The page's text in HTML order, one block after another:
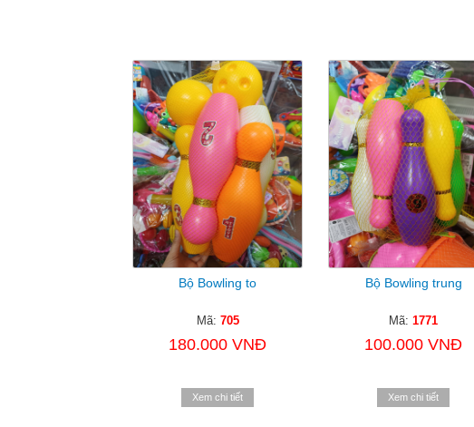
Bộ Bowling to
Mã: 705
180.000 VNĐ
Xem chi tiết
Bộ Bowling trung
Mã: 1771
100.000 VNĐ
Xem chi tiết